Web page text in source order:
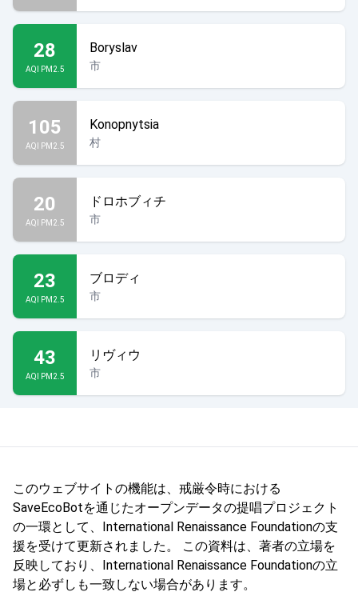
28
AQI PM2.5
Boryslav
市
105
AQI PM2.5
Konopnytsia
村
20
AQI PM2.5
ドロホブィチ
市
23
AQI PM2.5
ブロディ
市
43
AQI PM2.5
リヴィウ
市
このウェブサイトの機能は、戒厳令時における
SaveEcoBotを通じたオープンデータの提唱プロジェクト
の一環として、International Renaissance Foundationの支
援を受けて更新されました。 この資料は、著者の立場を
反映しており、International Renaissance Foundationの立
場と必ずしも一致しない場合があります。